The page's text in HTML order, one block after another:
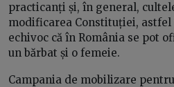
practicanți și, în general,
modificarea Constituției, astfel
echivoc că în România se pot
un bărbat și o femeie.
Campania de mobilizare